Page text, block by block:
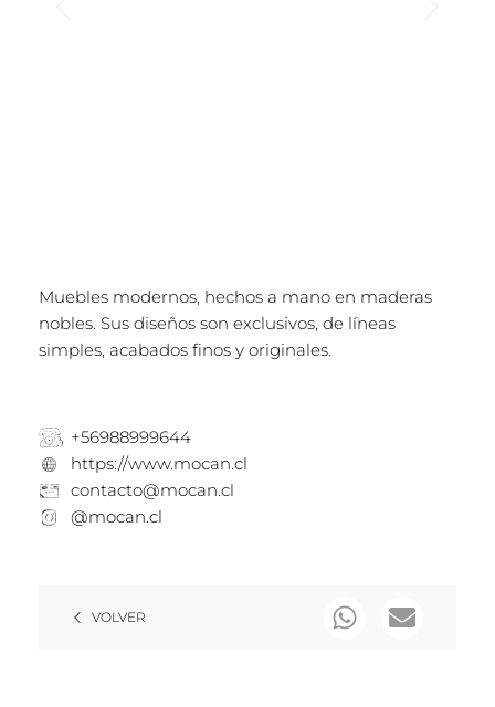
Muebles modernos, hechos a mano en maderas
nobles. Sus diseños son exclusivos, de líneas
simples, acabados finos y originales.
+56988999644
https://www.mocan.cl
contacto@mocan.cl
@mocan.cl
VOLVER